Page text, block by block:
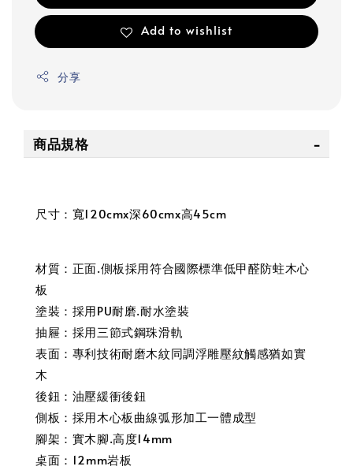
Add to wishlist
分享
商品規格
尺寸：寬120cmx深60cmx高45cm
材質：正面.側板採用符合國際標準低甲醛防蛀木心
板
塗裝：採用PU耐磨.耐水塗裝
抽屜：採用三節式鋼珠滑軌
表面：專利技術耐磨木紋同調浮雕壓紋觸感猶如實
木
後鈕：油壓緩衝後鈕
側板：採用木心板曲線弧形加工一體成型
腳架：實木腳.高度14mm
桌面：12mm岩板